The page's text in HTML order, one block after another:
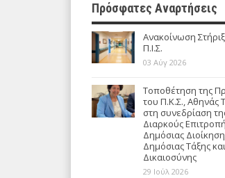
Πρόσφατες Αναρτήσεις
Ανακοίνωση
Π.Ι.Σ.
03 Αύγ 2026
Τοποθέτηση της
του Π.Κ.Σ., Αθηνάς
στη συνεδρίαση
Διαρκούς
Δημόσιας
Δημόσιας Τάξης και
Δικαιοσύνης
29 Ιούλ 2026